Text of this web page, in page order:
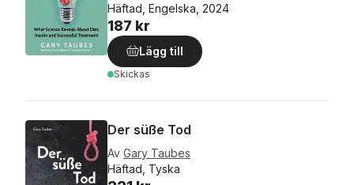
Häftad, Engelska, 2024
187 kr
Lägg till
Skickas
Der süße Tod
Av Gary Taubes
Häftad, Tyska